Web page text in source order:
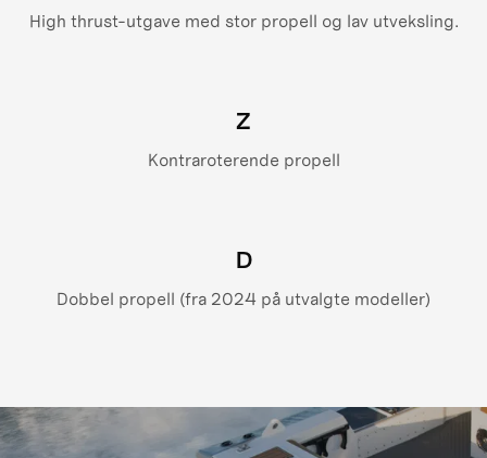
High thrust-utgave med stor propell og lav utveksling.
Z
Kontraroterende propell
D
Dobbel propell (fra 2024 på utvalgte modeller)